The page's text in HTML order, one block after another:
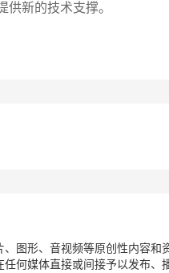
新的技术支撑。
图形、音视频等原创性内容和
何媒体直接或间接予以发布、